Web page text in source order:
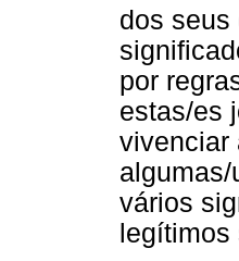
dos seus
por
estas/es
vivenciar
vários
legítimos